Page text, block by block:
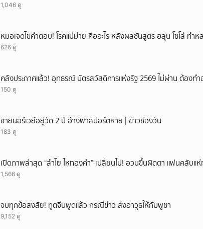
1,046 ดู
หมอเจดไขคำตอบ! โรคแม่ม่าย คืออะไร หลังผลชันสูตร ฮลุน โซโล่ ทำห
626 ดู
คลังประกาศแล้ว! อุทธรณ์ บัตรสวัสดิการแห่งรัฐ 2569 ไม่ผ่าน ต้องทำ
150 ดู
ชายนอร์เวย์อยู่วัด 2 ปี อ้างพาสปอร์ตหาย | ข่าวช่องวัน
183 ดู
เปิดภาพล่าสุด “ลำไย ไหทองคำ” เปลี่ยนไป! อวบขึ้นผิดตา แฟนคลับแ
1,566 ดู
จบทุกข้อสงสัย! ทูตจีนพูดแล้ว กรณีข่าว ส่งอาวุธให้กัมพูชา
9,152 ดู